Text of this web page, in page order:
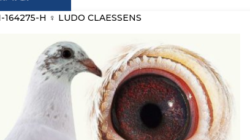
164275-H ♀ LUDO CLAESSENS